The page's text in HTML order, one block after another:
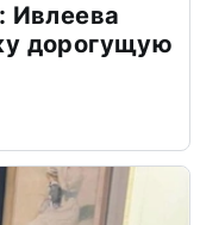
Ивлеева
дорогущую